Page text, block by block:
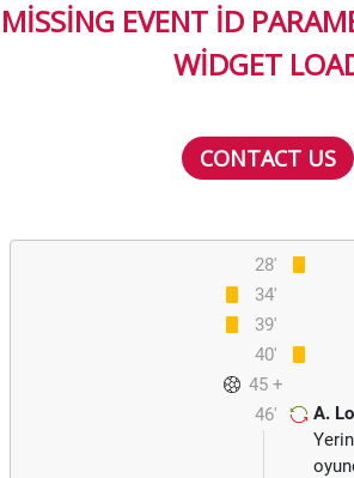
MISSING EVENT ID
WIDGET
CONTACT US
28'
34'
39'
40'
45 +
1
46' A.